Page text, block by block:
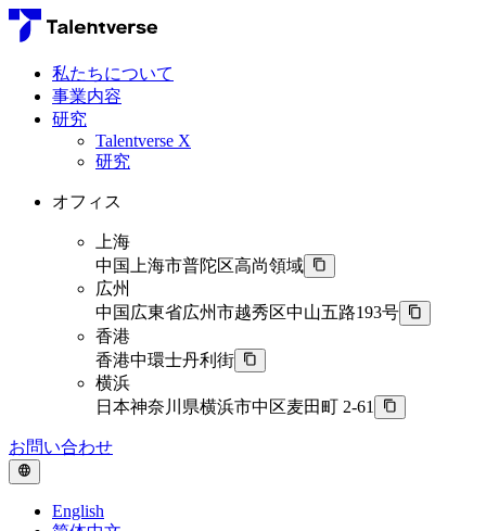
私たちについて
事業内容
研究
Talentverse X
研究
オフィス
上海
中国上海市普陀区高尚領域
広州
中国広東省広州市越秀区中山五路193号
香港
香港中環士丹利街
横浜
日本神奈川県横浜市中区麦田町 2-61
お問い合わせ
English